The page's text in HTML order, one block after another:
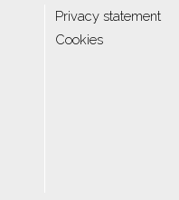
Privacy statement
Cookies